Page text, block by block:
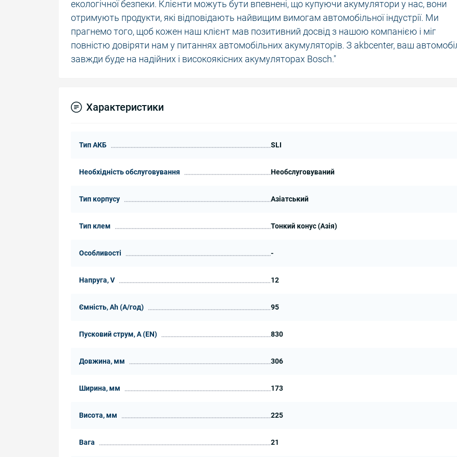
екологічної безпеки. Клієнти можуть бути впевнені, що купуючи акумулятори у нас, вони
отримують продукти, які відповідають найвищим вимогам автомобільної індустрії. Ми
прагнемо того, щоб кожен наш клієнт мав позитивний досвід з нашою компанією і міг
повністю довіряти нам у питаннях автомобільних акумуляторів. З akbcenter, ваш
завжди буде на надійних і високоякісних акумуляторах Bosch."
Характеристики
Тип АКБ SLI
Необхідність обслуговування Необслуговуваний
Тип корпусу Азіатський
Тип клем Тонкий конус (Азія)
Особливості -
Напруга, V 12
Ємність, Ah (А/год) 95
Пусковий струм, А (EN) 830
Довжина, мм 306
Ширина, мм 173
Висота, мм 225
Вага 21